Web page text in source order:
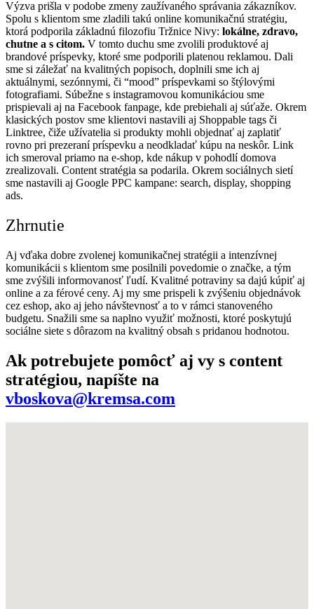
Výzva prišla v podobe zmeny zaužívaného správania zákazníkov.
Spolu s klientom sme zladili takú online komunikačnú stratégiu,
ktorá podporila základnú filozofiu Tržnice Nivy: lokálne, zdravo,
chutne a s citom. V tomto duchu sme zvolili produktové aj
brandové príspevky, ktoré sme podporili platenou reklamou. Dali
sme si záležať na kvalitných popisoch, doplnili sme ich aj
aktuálnymi, sezónnymi, či “mood” príspevkami so štýlovými
fotografiami. Súbežne s instagramovou komunikáciou sme
prispievali aj na Facebook fanpage, kde prebiehali aj súťaže. Okrem
klasických postov sme klientovi nastavili aj Shoppable tags či
Linktree, čiže užívatelia si produkty mohli objednať aj zaplatiť
rovno pri prezeraní príspevku a neodkladať kúpu na neskôr. Link
ich smeroval priamo na e-shop, kde nákup v pohodlí domova
zrealizovali. Content stratégia sa podarila. Okrem sociálnych sietí
sme nastavili aj Google PPC kampane: search, display, shopping
ads.
Zhrnutie
Aj vďaka dobre zvolenej komunikačnej stratégii a intenzívnej
komunikácii s klientom sme posilnili povedomie o značke, a tým
sme zvýšili informovanosť ľudí. Kvalitné potraviny sa dajú kúpiť aj
online a za férové ceny. Aj my sme prispeli k zvýšeniu objednávok
cez eshop, ako aj jeho návštevnosť a to v rámci stanoveného
budgetu. Snažili sme sa naplno využiť možnosti, ktoré poskytujú
sociálne siete s dôrazom na kvalitný obsah s pridanou hodnotou.
Ak potrebujete pomôcť aj vy s content
stratégiou, napíšte na
vboskova@kremsa.com